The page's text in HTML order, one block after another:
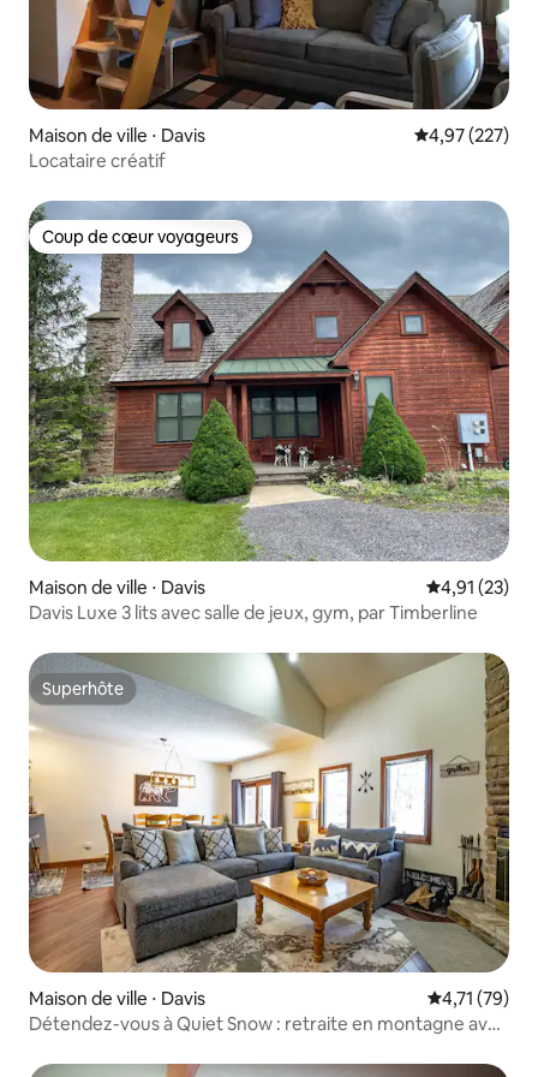
Maison de ville ⋅ Davis Évaluation
4,97 (227)
Locataire créatif
Coup de cœur voyageurs
Coup de cœur voyageurs
Maison de ville ⋅ Davis Évaluation
4,91 (23)
Davis Luxe 3 lits avec salle de jeux, gym, par Timberline
Superhôte
Superhôte
Maison de ville ⋅ Davis Évaluation
4,71 (79)
Détendez-vous à Quiet Snow : retraite en montagne avec